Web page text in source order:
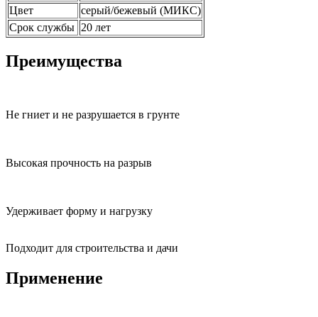
Цвет
серый/бежевый (МИКС)
Срок службы 20 лет
Преимущества
Не гниет и не разрушается в грунте
Высокая прочность на разрыв
Удерживает форму и нагрузку
Подходит для строительства и дачи
Применение